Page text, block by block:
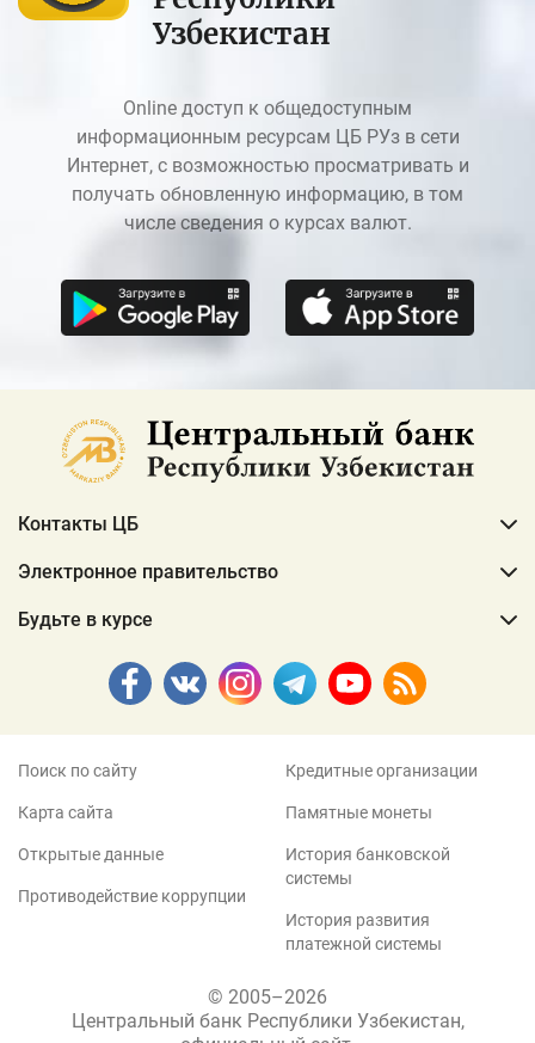
Узбекистан
Online доступ к общедоступным
информационным ресурсам ЦБ РУз в сети
Интернет, с возможностью просматривать и
получать обновленную информацию, в том
числе сведения о курсах валют.
Контакты ЦБ
Электронное правительство
Будьте в курсе
Поиск по сайту
Карта сайта
Открытые данные
Противодействие коррупции
Кредитные организации
Памятные монеты
История банковской
системы
История развития
платежной системы
© 2005–2026
Центральный банк Республики Узбекистан,